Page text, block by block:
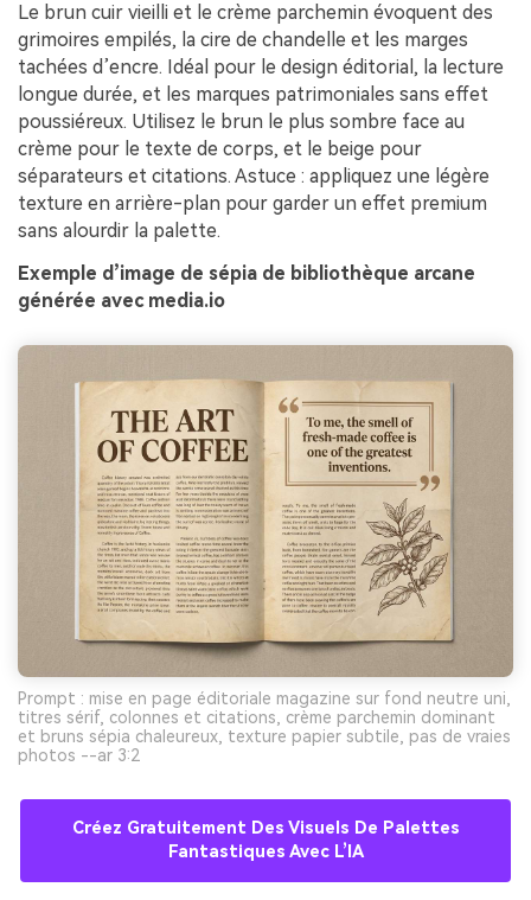
Le brun cuir vieilli et le crème parchemin évoquent des
grimoires empilés, la cire de chandelle et les marges
tachées d’encre. Idéal pour le design éditorial, la lecture
longue durée, et les marques patrimoniales sans effet
poussiéreux. Utilisez le brun le plus sombre face au
crème pour le texte de corps, et le beige pour
séparateurs et citations. Astuce : appliquez une légère
texture en arrière-plan pour garder un effet premium
sans alourdir la palette.
Exemple d’image de sépia de bibliothèque arcane
générée avec media.io
Prompt : mise en page éditoriale magazine sur fond neutre uni,
titres sérif, colonnes et citations, crème parchemin dominant
et bruns sépia chaleureux, texture papier subtile, pas de vraies
photos --ar 3:2
Créez Gratuitement Des Visuels De Palettes
Fantastiques Avec L’IA